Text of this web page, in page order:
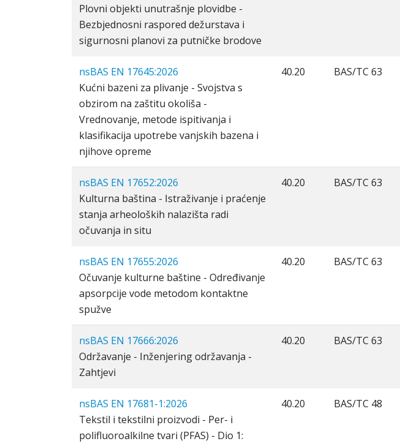
Plovni objekti unutrašnje plovidbe -
Bezbjednosni raspored dežurstava i
sigurnosni planovi za putničke brodove
nsBAS EN 17645:2026
Kućni bazeni za plivanje - Svojstva s
obzirom na zaštitu okoliša -
Vrednovanje, metode ispitivanja i
klasifikacija upotrebe vanjskih bazena i
njihove opreme
40.20 BAS/TC 63
nsBAS EN 17652:2026
Kulturna baština - Istraživanje i praćenje
stanja arheoloških nalazišta radi
očuvanja in situ
40.20 BAS/TC 63
nsBAS EN 17655:2026
Očuvanje kulturne baštine - Određivanje
apsorpcije vode metodom kontaktne
spužve
40.20 BAS/TC 63
nsBAS EN 17666:2026
Održavanje - Inženjering održavanja -
Zahtjevi
40.20 BAS/TC 63
nsBAS EN 17681-1:2026
Tekstil i tekstilni proizvodi - Per- i
polifluoroalkilne tvari (PFAS) - Dio 1:
40.20 BAS/TC 48